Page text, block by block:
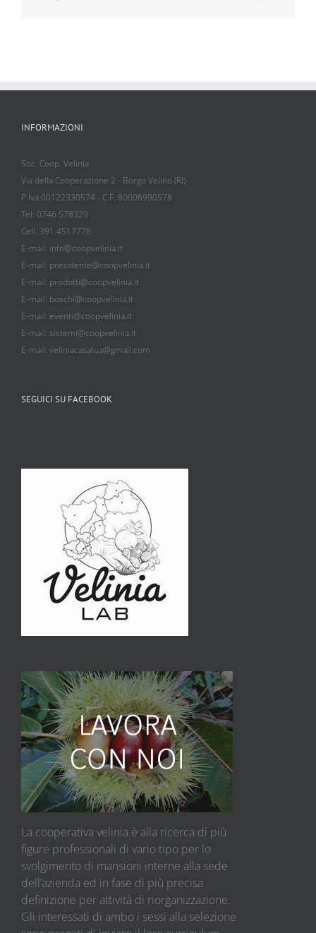
INFORMAZIONI
Soc. Coop. Velinia
Via della Cooperazione 2 - Borgo Velino (RI)
P.Iva 00122330574 - C.F. 80006990578
Tel. 0746.578329
Cell. 391.4517778
E-mail: info@coopvelinia.it
E-mail: presidente@coopvelinia.it
E-mail: prodotti@coopvelinia.it
E-mail: boschi@coopvelinia.it
E-mail: eventi@coopvelinia.it
E-mail: sistemi@coopvelinia.it
E-mail: veliniacasatua@gmail.com
SEGUICI SU FACEBOOK
La cooperativa velinia è alla ricerca di più
figure professionali di vario tipo per lo
svolgimento di mansioni interne alla sede
dell’azienda ed in fase di più precisa
definizione per attività di riorganizzazione.
Gli interessati di ambo i sessi alla selezione